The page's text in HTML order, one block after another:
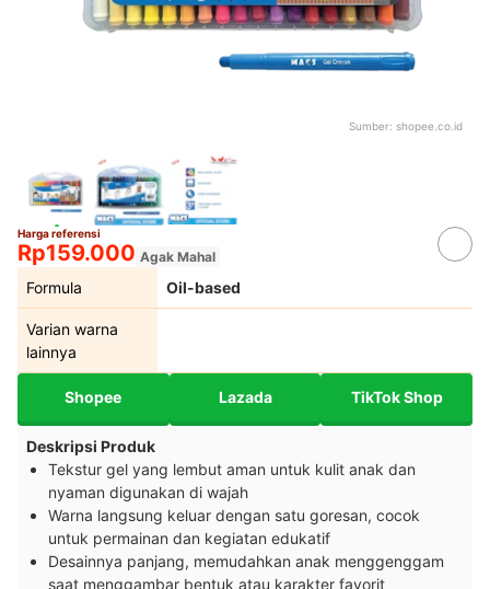
Sumber: shopee.co.id
Harga referensi
Rp159.000 Agak Mahal
Formula Oil-based
Varian warna
lainnya
Shopee Lazada TikTok Shop
Deskripsi Produk
Tekstur gel yang lembut aman untuk kulit anak dan
nyaman digunakan di wajah
Warna langsung keluar dengan satu goresan, cocok
untuk permainan dan kegiatan edukatif
Desainnya panjang, memudahkan anak menggenggam
saat menggambar bentuk atau karakter favorit